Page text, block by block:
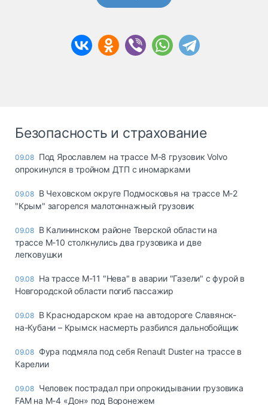
Безопасность и страхование
09.08 Под Ярославлем на трассе М-8 грузовик Volvo
опрокинулся в тройном ДТП с иномарками
09.08 В Чеховском округе Подмосковья на трассе М-2
"Крым" загорелся малотоннажный грузовик
09.08 В Калининском районе Тверской области на
трассе М-10 столкнулись два грузовика и две
легковушки
09.08 На трассе М-11 "Нева" в аварии "Газели" с фурой в
Новгородской области погиб пассажир
09.08 В Краснодарском крае на автодороге Славянск-
на-Кубани – Крымск насмерть разбился дальнобойщик
09.08 Фура подмяла под себя Renault Duster на трассе в
Карелии
09.08 Человек пострадал при опрокидывании грузовика
FAM на М-4 «Дон» под Воронежем